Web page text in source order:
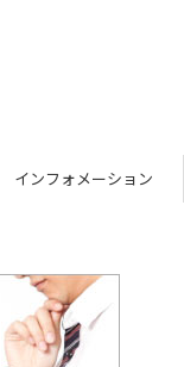
インフォメーション